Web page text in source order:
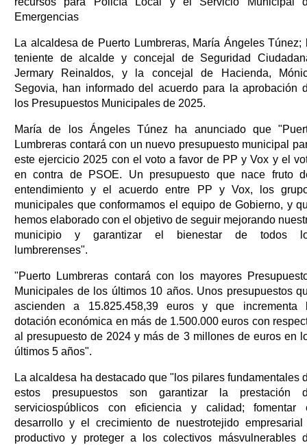
Emergencias
La alcaldesa de Puerto Lumbreras, María Ángeles Túnez;
teniente de alcalde y concejal de Seguridad
Jermary Reinaldos, y la concejal de Hacienda,
Segovia, han informado del acuerdo para la aprobación
los Presupuestos Municipales de 2025.
María de los Ángeles Túnez ha anunciado que
Lumbreras contará con un nuevo presupuesto municipal
este ejercicio 2025 con el voto a favor de PP y Vox y el
en contra de PSOE. Un presupuesto que nace fruto
entendimiento y el acuerdo entre PP y Vox, los
municipales que conformamos el equipo de Gobierno, y
hemos elaborado con el objetivo de seguir mejorando
municipio y garantizar el bienestar de todos
lumbrerenses".
"Puerto Lumbreras contará con los mayores
Municipales de los últimos 10 años. Unos presupuestos
ascienden a 15.825.458,39 euros y que incrementa
dotación económica en más de 1.500.000 euros con
al presupuesto de 2024 y más de 3 millones de euros en
últimos 5 años".
La alcaldesa ha destacado que "los pilares fundamentales
estos presupuestos son garantizar la prestación
serviciospúblicos con eficiencia y calidad; fomentar
desarrollo y el crecimiento de nuestrotejido
productivo y proteger a los colectivos másvulnerables